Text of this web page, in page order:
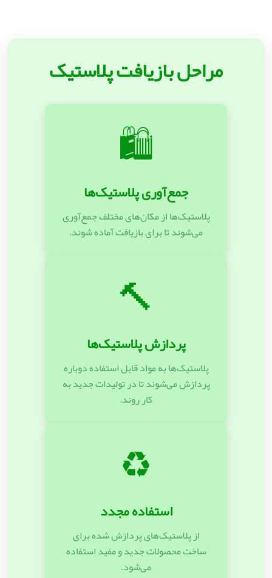
مراحل بازیافت پلاستیک
🛍️
جمع‌آوری پلاستیک‌ها
پلاستیک‌ها از مکان‌های مختلف جمع‌آوری
می‌شوند تا برای بازیافت آماده شوند.
🔨
پردازش پلاستیک‌ها
پلاستیک‌ها به مواد قابل استفاده دوباره
پردازش می‌شوند تا در تولیدات جدید به
کار روند.
♻️
استفاده مجدد
از پلاستیک‌های پردازش شده برای
ساخت محصولات جدید و مفید استفاده
می‌شود.